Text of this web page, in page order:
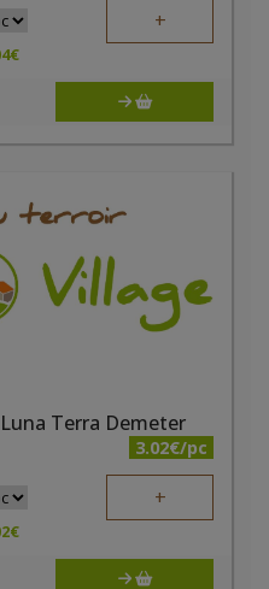
+
€
Terra Demeter
3.02€/pc
+
€